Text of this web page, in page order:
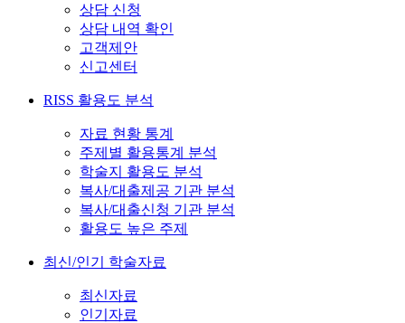
상담 신청
상담 내역 확인
고객제안
신고센터
RISS 활용도 분석
자료 현황 통계
주제별 활용통계 분석
학술지 활용도 분석
복사/대출제공 기관 분석
복사/대출신청 기관 분석
활용도 높은 주제
최신/인기 학술자료
최신자료
인기자료